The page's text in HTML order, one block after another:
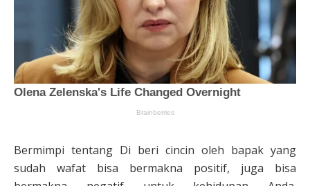
Bermimpi tentang Di beri cincin oleh bapak yang
sudah wafat bisa bermakna positif, juga bisa